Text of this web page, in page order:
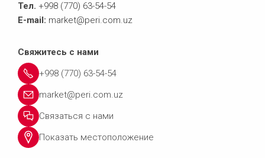
Тел. +998 (770) 63-54-54
E-mail: market@peri.com.uz
Свяжитесь с нами
+998 (770) 63-54-54
market@peri.com.uz
Связаться с нами
Показать местоположение